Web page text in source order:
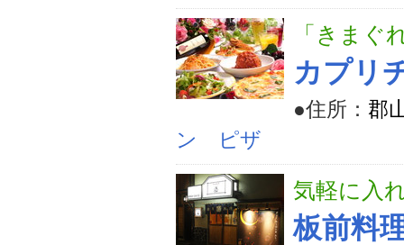
「きまぐ
カプリ
●住所： 郡
ン ピザ
気軽に入
板前料